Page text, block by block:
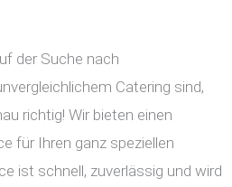
der Suche nach
Catering sind,
richtig! Wir bieten einen
für Ihren ganz speziellen
ist schnell, zuverlässig und wird